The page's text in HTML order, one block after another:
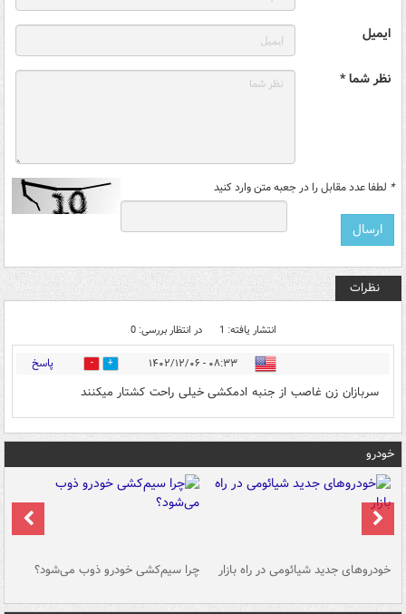
ایمیل
نظر شما *
* لطفا عدد مقابل را در جعبه متن وارد کنید
نظرات
انتشار یافته: 1 در انتظار بررسی: 0
۰۸:۳۳ - ۱۴۰۲/۱۲/۰۶ 0 پاسخ
سربازان زن غاصب از جنبه ادمکشی خیلی راحت کشتار میکنند
خودرو
خودروهای جدید شیائومی در راه بازار چرا سیم‌کشی خودرو ذوب می‌شود؟